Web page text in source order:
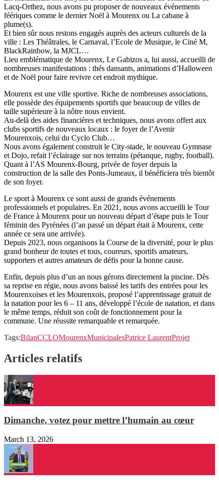
Lacq-Orthez, nous avons pu proposer de nouveaux événements
féériques comme le dernier Noël à Mourenx ou La cabane à
plume(s).
Et bien sûr nous restons engagés auprès des acteurs culturels de la
ville : Les Théâtrales, le Carnaval, l’Ecole de Musique, le Ciné M,
BlackRainbow, la MJCL…
Lieu emblématique de Mourenx, Le Gabizos a, lui aussi, accueilli de
nombreuses manifestations : thés dansants, animations d’Halloween
et de Noël pour faire revivre cet endroit mythique.
Mourenx est une ville sportive. Riche de nombreuses associations,
elle possède des équipements sportifs que beaucoup de villes de
taille supérieure à la nôtre nous envient.
Au-delà des aides financières et techniques, nous avons offert aux
clubs sportifs de nouveaux locaux : le foyer de l’Avenir
Mourenxois, celui du Cyclo Club…
Nous avons également construit le City-stade, le nouveau Gymnase
et Dojo, refait l’éclairage sur nos terrains (pétanque, rugby, football).
Quant à l’AS Mourenx-Bourg, privée de foyer depuis la
construction de la salle des Ponts-Jumeaux, il bénéficiera très bientôt
de son foyer.
Le sport à Mourenx ce sont aussi de grands événements
professionnels et populaires. En 2021, nous avons accueilli le Tour
de France à Mourenx pour un nouveau départ d’étape puis le Tour
féminin des Pyrénées (l’an passé un départ était à Mourenx, cette
année ce sera une arrivée).
Depuis 2023, nous organisons la Course de la diversité, pour le plus
grand bonheur de toutes et tous, coureurs, sportifs amateurs,
supporters et autres amateurs de défis pour la bonne cause.
Enfin, depuis plus d’un an nous gérons directement la piscine. Dès
sa reprise en régie, nous avons baissé les tarifs des entrées pour les
Mourenxoises et les Mourenxois, proposé l’apprentissage gratuit de
la natation pour les 6 – 11 ans, développé l’école de natation, et dans
le même temps, réduit son coût de fonctionnement pour la
commune. Une réussite remarquable et remarquée.
Tags:BilanCCLOMourenxMunicipalesPatrice LaurentProjet
Articles relatifs
Dimanche, votez pour mettre l’humain au cœur
March 13, 2026